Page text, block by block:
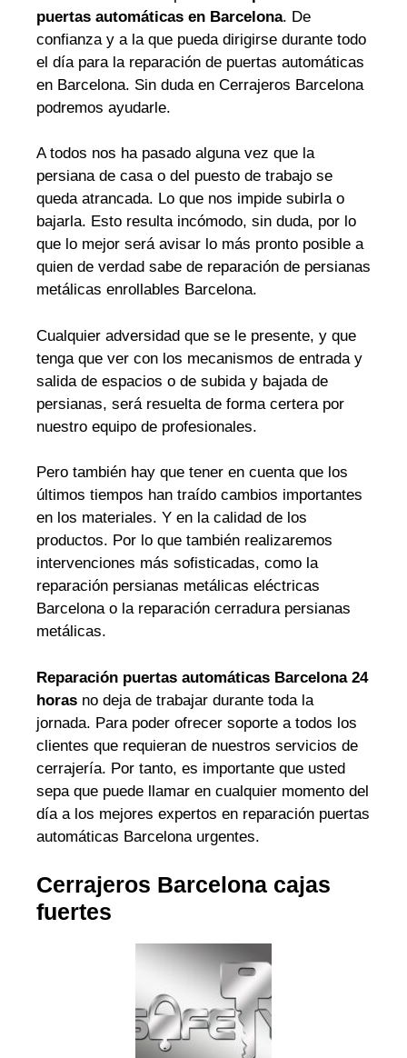
puertas automáticas en Barcelona. De
confianza y a la que pueda dirigirse durante todo
el día para la reparación de puertas automáticas
en Barcelona. Sin duda en Cerrajeros Barcelona
podremos ayudarle.
A todos nos ha pasado alguna vez que la
persiana de casa o del puesto de trabajo se
queda atrancada. Lo que nos impide subirla o
bajarla. Esto resulta incómodo, sin duda, por lo
que lo mejor será avisar lo más pronto posible a
quien de verdad sabe de reparación de persianas
metálicas enrollables Barcelona.
Cualquier adversidad que se le presente, y que
tenga que ver con los mecanismos de entrada y
salida de espacios o de subida y bajada de
persianas, será resuelta de forma certera por
nuestro equipo de profesionales.
Pero también hay que tener en cuenta que los
últimos tiempos han traído cambios importantes
en los materiales. Y en la calidad de los
productos. Por lo que también realizaremos
intervenciones más sofisticadas, como la
reparación persianas metálicas eléctricas
Barcelona o la reparación cerradura persianas
metálicas.
Reparación puertas automáticas Barcelona 24
horas no deja de trabajar durante toda la
jornada. Para poder ofrecer soporte a todos los
clientes que requieran de nuestros servicios de
cerrajería. Por tanto, es importante que usted
sepa que puede llamar en cualquier momento del
día a los mejores expertos en reparación puertas
automáticas Barcelona urgentes.
Cerrajeros Barcelona cajas
fuertes